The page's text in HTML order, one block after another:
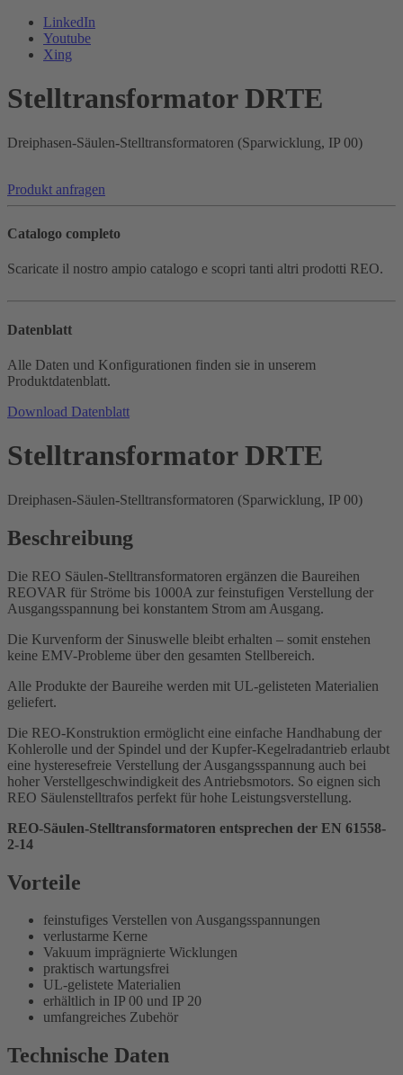
LinkedIn
Youtube
Xing
Stelltransformator DRTE
Dreiphasen-Säulen-Stelltransformatoren (Sparwicklung, IP 00)
Produkt anfragen
Catalogo completo
Scaricate il nostro ampio catalogo e scopri tanti altri prodotti REO.
Datenblatt
Alle Daten und Konfigurationen finden sie in unserem
Produktdatenblatt.
Download Datenblatt
Stelltransformator DRTE
Dreiphasen-Säulen-Stelltransformatoren (Sparwicklung, IP 00)
Beschreibung
Die REO Säulen-Stelltransformatoren ergänzen die Baureihen
REOVAR für Ströme bis 1000A zur feinstufigen Verstellung der
Ausgangsspannung bei konstantem Strom am Ausgang.
Die Kurvenform der Sinuswelle bleibt erhalten – somit enstehen
keine EMV-Probleme über den gesamten Stellbereich.
Alle Produkte der Baureihe werden mit UL-gelisteten Materialien
geliefert.
Die REO-Konstruktion ermöglicht eine einfache Handhabung der
Kohlerolle und der Spindel und der Kupfer-Kegelradantrieb erlaubt
eine hysteresefreie Verstellung der Ausgangsspannung auch bei
hoher Verstellgeschwindigkeit des Antriebsmotors. So eignen sich
REO Säulenstelltrafos perfekt für hohe Leistungsverstellung.
REO-Säulen-Stelltransformatoren entsprechen der EN 61558-
2-14
Vorteile
feinstufiges Verstellen von Ausgangsspannungen
verlustarme Kerne
Vakuum imprägnierte Wicklungen
praktisch wartungsfrei
UL-gelistete Materialien
erhältlich in IP 00 und IP 20
umfangreiches Zubehör
Technische Daten